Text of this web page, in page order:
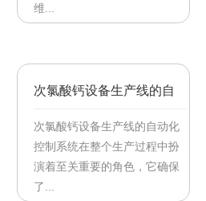
维...
次氯酸钙设备生产线的自
动化控制系统
次氯酸钙设备生产线的自动化
控制系统在整个生产过程中扮
演着至关重要的角色，它确保
了...